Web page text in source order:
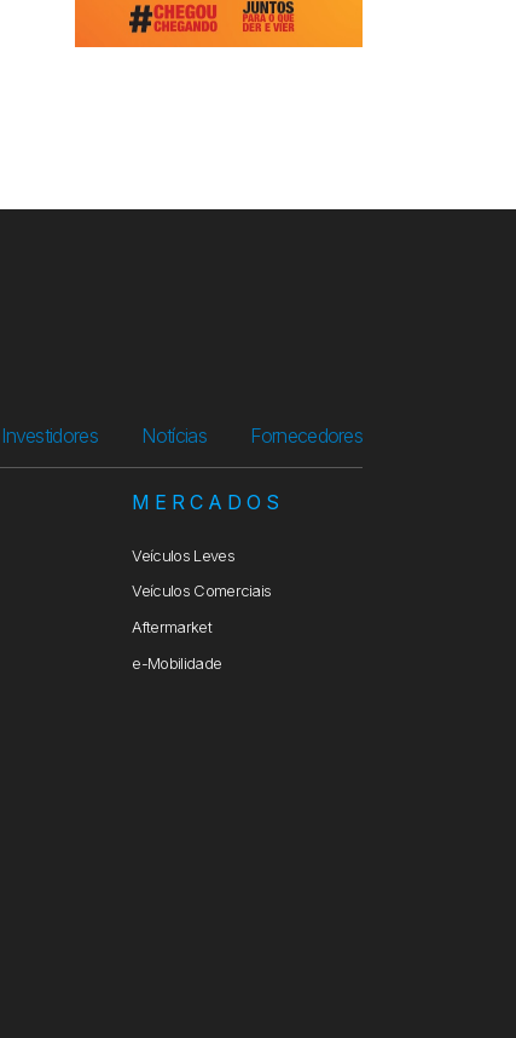
Investidores Notícias Fornecedores
MERCADOS
Veículos Leves
Veículos Comerciais
Aftermarket
e-Mobilidade